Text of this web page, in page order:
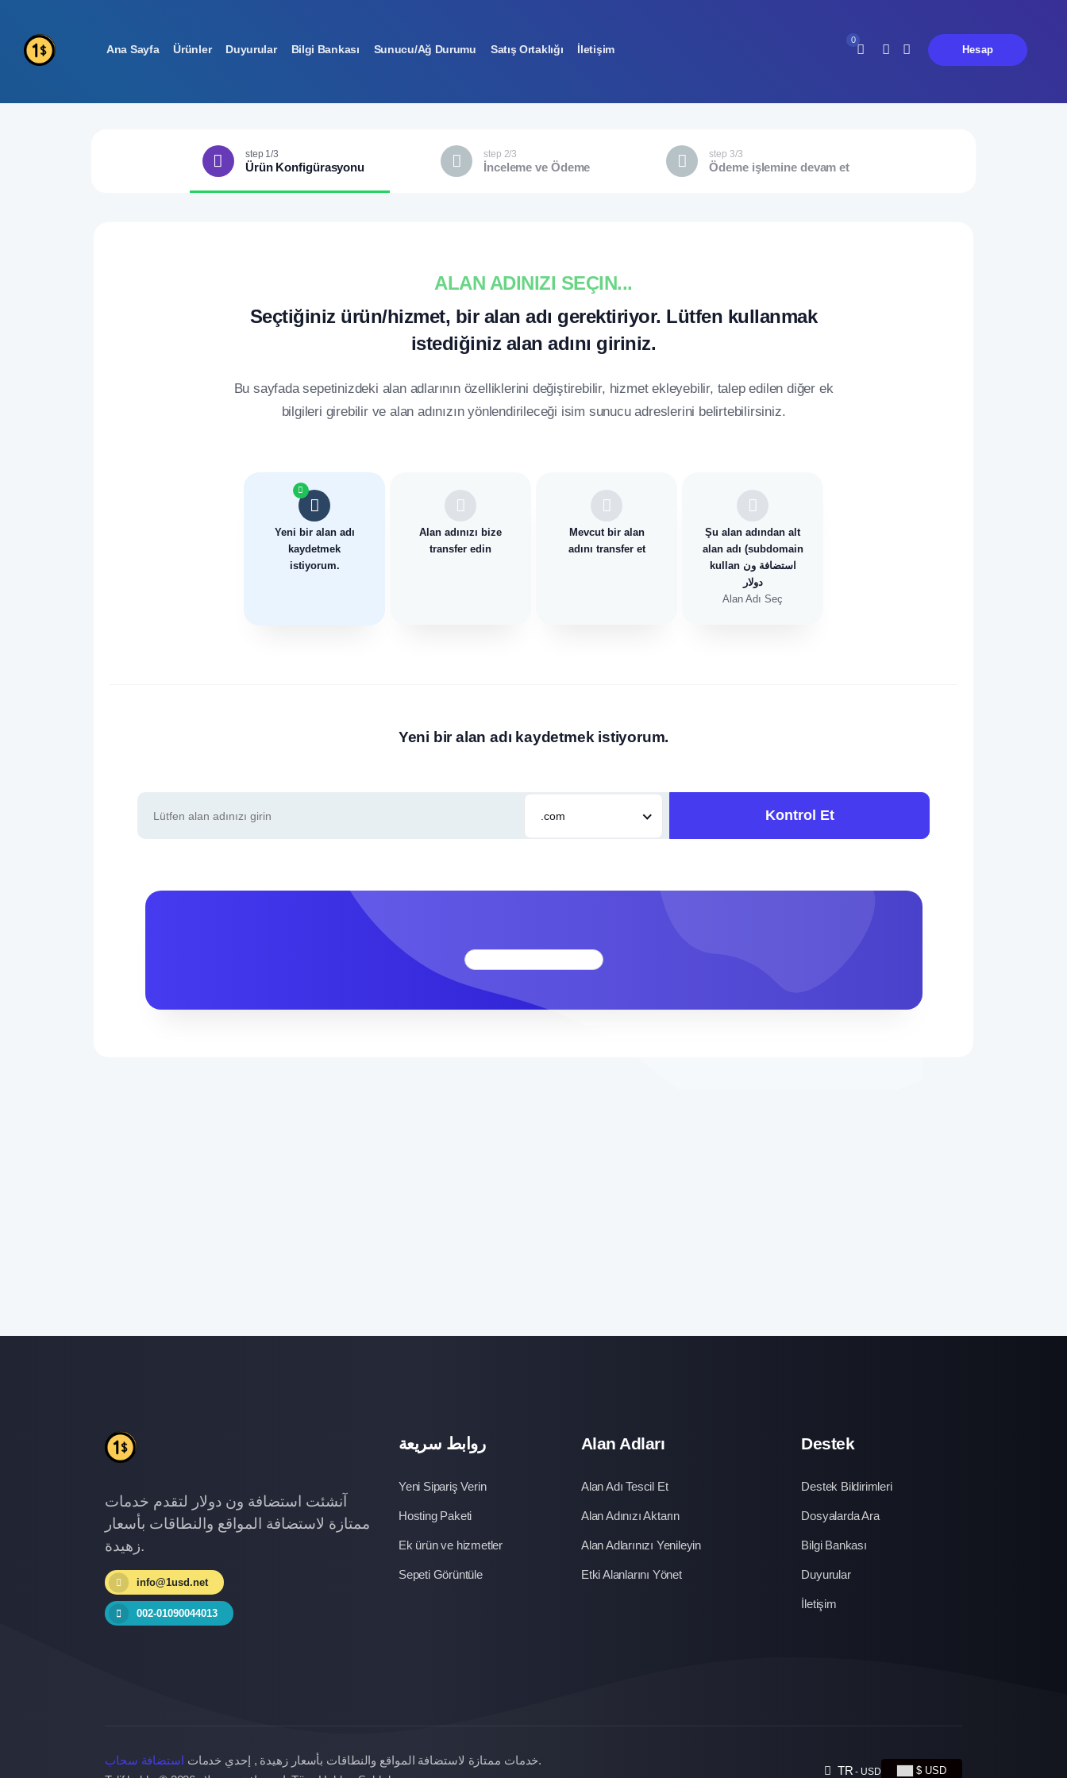
Ana Sayfa Ürünler Duyurular Bilgi Bankası Sunucu/Ağ Durumu Satış Ortaklığı İletişim
0
Hesap
step 1/3
Ürün Konfigürasyonu
step 2/3
İnceleme ve Ödeme
step 3/3
Ödeme işlemine devam et
ALAN ADINIZI SEÇIN...
Seçtiğiniz ürün/hizmet, bir alan adı gerektiriyor. Lütfen kullanmak
istediğiniz alan adını giriniz.
Bu sayfada sepetinizdeki alan adlarının özelliklerini değiştirebilir, hizmet ekleyebilir, talep edilen diğer ek
bilgileri girebilir ve alan adınızın yönlendirileceği isim sunucu adreslerini belirtebilirsiniz.
Yeni bir alan adı
kaydetmek
istiyorum.
Alan adınızı bize
transfer edin
Mevcut bir alan
adını transfer et
Şu alan adından alt
alan adı (subdomain
kullan استضافة ون
دولار
Alan Adı Seç
Yeni bir alan adı kaydetmek istiyorum.
.com Kontrol Et
آنشئت استضافة ون دولار لتقدم خدمات
ممتازة لاستضافة المواقع والنطاقات بأسعار
زهيدة.
info@1usd.net
002-01090044013
روابط سريعة
Yeni Sipariş Verin
Hosting Paketi
Ek ürün ve hizmetler
Sepeti Görüntüle
Alan Adları
Alan Adı Tescil Et
Alan Adınızı Aktarın
Alan Adlarınızı Yenileyin
Etki Alanlarını Yönet
Destek
Destek Bildirimleri
Dosyalarda Ara
Bilgi Bankası
Duyurular
İletişim
خدمات ممتازة لاستضافة المواقع والنطاقات بأسعار زهيدة , إحدي خدمات استضافة سحاب
.
TR - USD $ USD